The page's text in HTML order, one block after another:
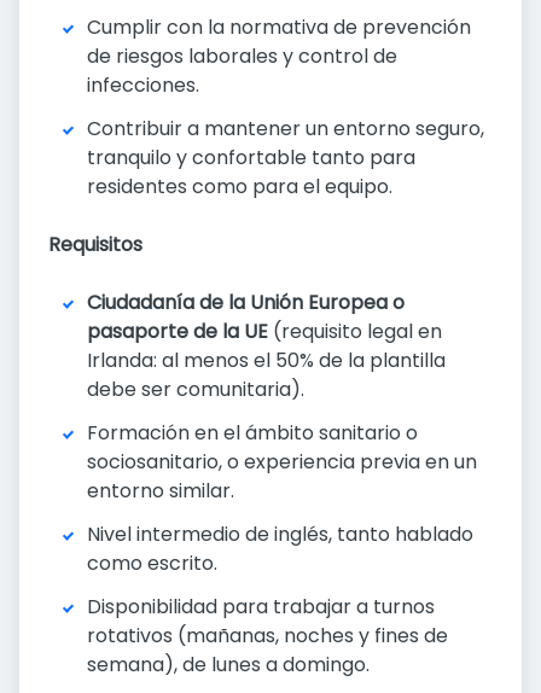
Cumplir con la normativa de prevención
de riesgos laborales y control de
infecciones.
Contribuir a mantener un entorno seguro,
tranquilo y confortable tanto para
residentes como para el equipo.
Requisitos
Ciudadanía de la Unión Europea o
pasaporte de la UE (requisito legal en
Irlanda: al menos el 50% de la plantilla
debe ser comunitaria).
Formación en el ámbito sanitario o
sociosanitario, o experiencia previa en un
entorno similar.
Nivel intermedio de inglés, tanto hablado
como escrito.
Disponibilidad para trabajar a turnos
rotativos (mañanas, noches y fines de
semana), de lunes a domingo.